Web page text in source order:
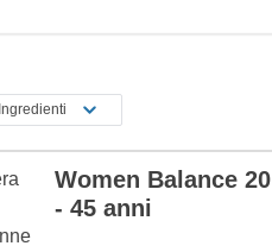
Ingredienti
Women Balance 20
- 45 anni